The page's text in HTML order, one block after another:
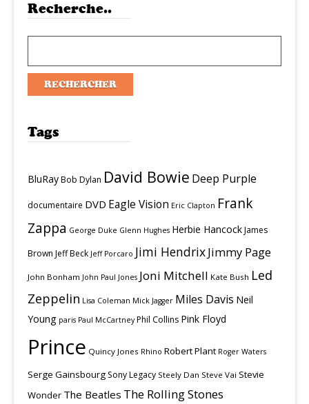
Recherche..
Tags
BluRayBob Dylan David Bowie Deep Purple
documentaire DVD Eagle Vision Eric Clapton Frank
Zappa George Duke Glenn Hughes Herbie HancockJames
Brown Jeff Beck Jeff Porcaro Jimi HendrixJimmy Page
John Bonham John Paul Jones Joni Mitchell Kate Bush Led
Zeppelin Lisa Coleman Mick Jagger Miles Davis Neil
Young paris Paul McCartney Phil Collins Pink Floyd
Prince Quincy Jones Rhino Robert Plant Roger Waters
Serge Gainsbourg Sony Legacy Steely Dan Steve Vai Stevie
Wonder The Beatles The Rolling Stones